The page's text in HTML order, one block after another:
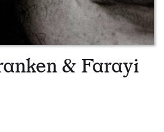
& Farayi